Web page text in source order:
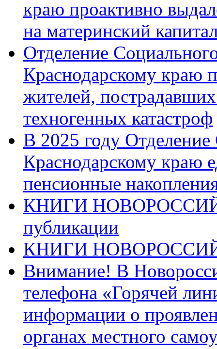
краю проактивно
на материнский
Отделение
Краснодарскому краю
жителей,
техногенных катастроф
В 2025 году
Краснодарскому краю
пенсионные
КНИГИ
публикации
КНИГИ
Внимание! В
телефона «Горячей
информации о
органах местного